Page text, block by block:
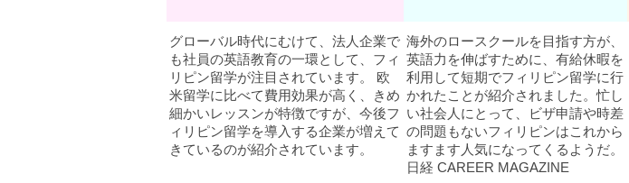
グローバル時代にむけて、法人企業で
も社員の英語教育の一環として、フィ
リピン留学が注目されています。 欧
米留学に比べて費用効果が高く、きめ
細かいレッスンが特徴ですが、今後フ
ィリピン留学を導入する企業が増えて
きているのが紹介されています。
海外のロースクールを目指す方が、
英語力を伸ばすために、有給休暇を
利用して短期でフィリピン留学に行
かれたことが紹介されました。忙し
い社会人にとって、ビザ申請や時差
の問題もないフィリピンはこれから
ますます人気になってくるようだ。
日経 CAREER MAGAZINE